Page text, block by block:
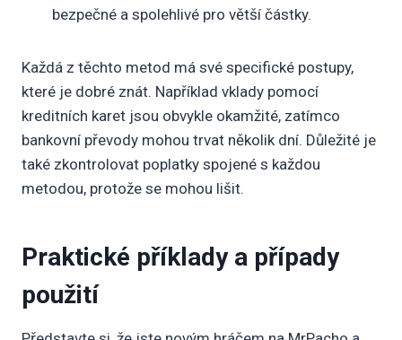
bezpečné a spolehlivé pro větší částky.
Každá z těchto metod má své specifické postupy,
které je dobré znát. Například vklady pomocí
kreditních karet jsou obvykle okamžité, zatímco
bankovní převody mohou trvat několik dní. Důležité je
také zkontrolovat poplatky spojené s každou
metodou, protože se mohou lišit.
Praktické příklady a případy
použití